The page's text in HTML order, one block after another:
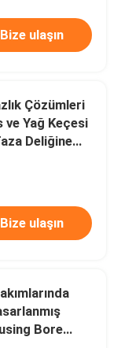
Bize ulaşın
Çözümleri
ve Yağ Keçesi
Deliğine
Bize ulaşın
Bore